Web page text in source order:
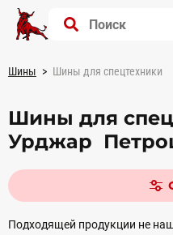
Шины Шины для спецтехники
Шины для
Урджар
Подходящей продукции не